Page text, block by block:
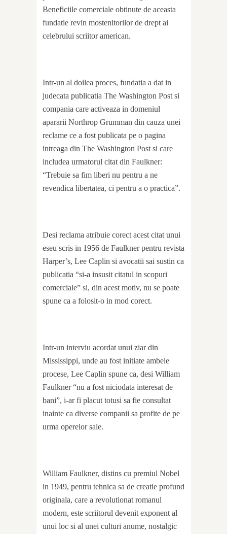
Beneficiile comerciale obtinute de aceasta
fundatie revin mostenitorilor de drept ai
celebrului scriitor american.
Intr-un al doilea proces, fundatia a dat in
judecata publicatia The Washington Post si
compania care activeaza in domeniul
apararii Northrop Grumman din cauza unei
reclame ce a fost publicata pe o pagina
intreaga din The Washington Post si care
includea urmatorul citat din Faulkner:
“Trebuie sa fim liberi nu pentru a ne
revendica libertatea, ci pentru a o practica”.
Desi reclama atribuie corect acest citat unui
eseu scris in 1956 de Faulkner pentru revista
Harper’s, Lee Caplin si avocatii sai sustin ca
publicatia “si-a insusit citatul in scopuri
comerciale” si, din acest motiv, nu se poate
spune ca a folosit-o in mod corect.
Intr-un interviu acordat unui ziar din
Mississippi, unde au fost initiate ambele
procese, Lee Caplin spune ca, desi William
Faulkner “nu a fost niciodata interesat de
bani”, i-ar fi placut totusi sa fie consultat
inainte ca diverse companii sa profite de pe
urma operelor sale.
William Faulkner, distins cu premiul Nobel
in 1949, pentru tehnica sa de creatie profund
originala, care a revolutionat romanul
modern, este scriitorul devenit exponent al
unui loc si al unei culturi anume, nostalgic